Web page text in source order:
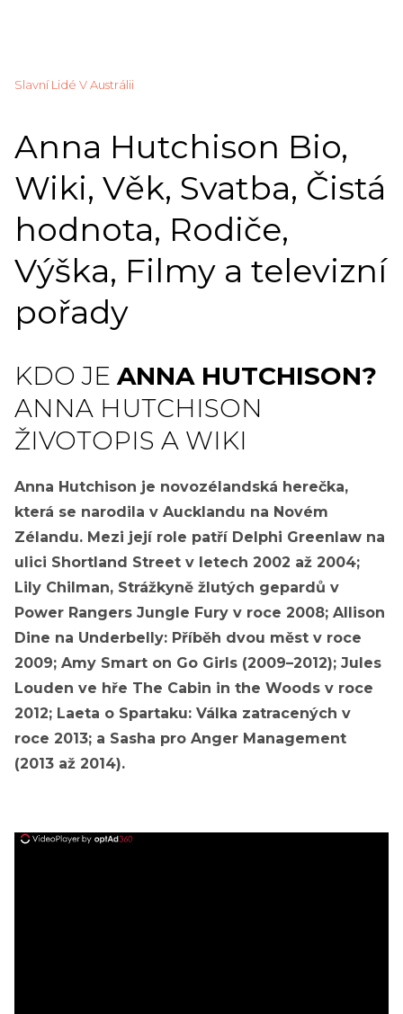
Slavní Lidé V Austrálii
Anna Hutchison Bio,
Wiki, Věk, Svatba, Čistá
hodnota, Rodiče,
Výška, Filmy a televizní
pořady
KDO JE ANNA HUTCHISON?
ANNA HUTCHISON
ŽIVOTOPIS A WIKI
Anna Hutchison je novozélandská herečka,
která se narodila v Aucklandu na Novém
Zélandu. Mezi její role patří Delphi Greenlaw na
ulici Shortland Street v letech 2002 až 2004;
Lily Chilman, Strážkyně žlutých gepardů v
Power Rangers Jungle Fury v roce 2008; Allison
Dine na Underbelly: Příběh dvou měst v roce
2009; Amy Smart on Go Girls (2009–2012); Jules
Louden ve hře The Cabin in the Woods v roce
2012; Laeta o Spartaku: Válka zatracených v
roce 2013; a Sasha pro Anger Management
(2013 až 2014).